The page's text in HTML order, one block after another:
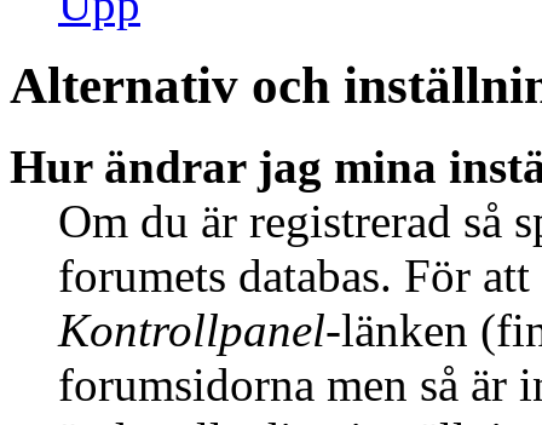
Alternativ och
Hur ändrar jag mina
Om du är registrerad så
forumets databas. För
Kontrollpanel-länken
forumsidorna men så är